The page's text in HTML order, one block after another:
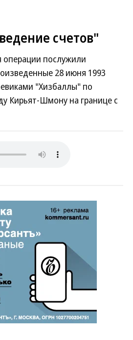
счетов"
операции послужили
28 июня 1993
"Хизбаллы" по
Кирьят-Шмону на границе с